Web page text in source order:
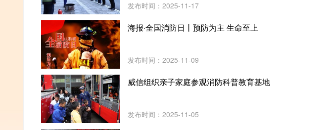
发布时间：2025-11-17
海报·全国消防日丨预防为主 生命至上
发布时间：2025-11-09
威信组织亲子家庭参观消防科普教育基地
发布时间：2025-11-05